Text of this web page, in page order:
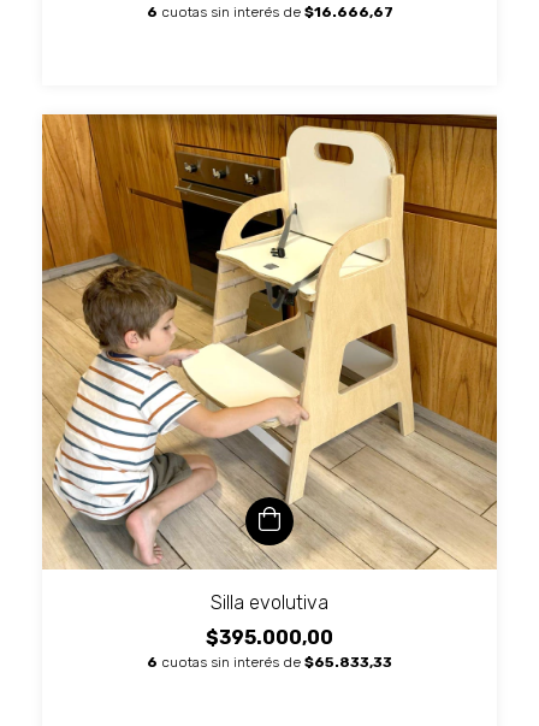
6 cuotas sin interés de $16.666,67
Silla evolutiva
$395.000,00
6 cuotas sin interés de $65.833,33